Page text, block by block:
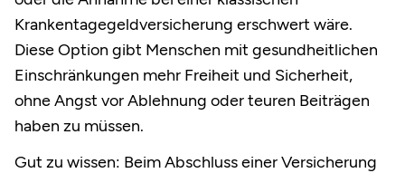
Krankentagegeldversicherung erschwert wäre.
Diese Option gibt Menschen mit gesundheitlichen
Einschränkungen mehr Freiheit und Sicherheit,
ohne Angst vor Ablehnung oder teuren Beiträgen
haben zu müssen.
Gut zu wissen: Beim Abschluss einer Versicherung